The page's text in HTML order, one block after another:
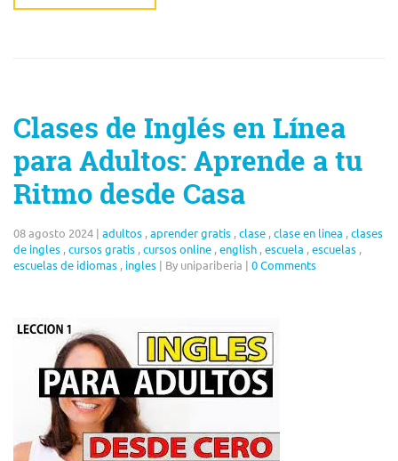
Clases de Inglés en Línea
para Adultos: Aprende a tu
Ritmo desde Casa
08 agosto 2024 | adultos ,aprender gratis ,clase ,clase en linea ,clases
de ingles ,cursos gratis ,cursos online ,english ,escuela ,escuelas ,
escuelas de idiomas , ingles | By unipariberia | 0 Comments